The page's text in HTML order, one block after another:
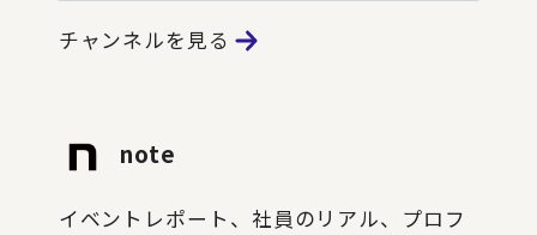
チャンネルを見る
note
イベントレポート、社員のリアル、プロフ